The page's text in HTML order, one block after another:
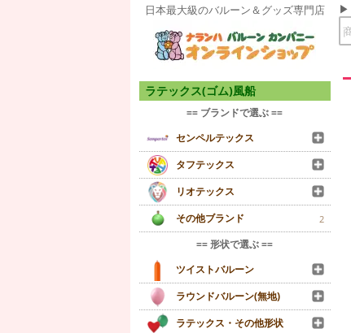
日本最大級のバルーン＆グッズ専門店
ラテックス(ゴム)風船
== ブランドで選ぶ ==
センペルテックス
タフテックス
リオテックス
その他ブランド
2
== 形状で選ぶ ==
ツイストバルーン
ラウンドバルーン(無地)
ラテックス・その他形状